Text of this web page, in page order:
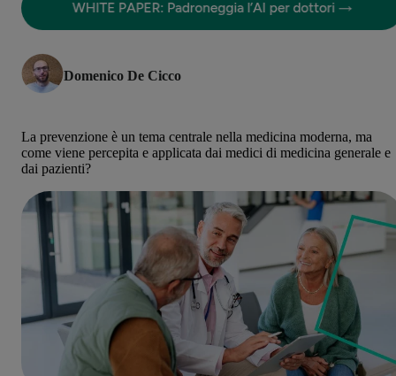
Domenico De Cicco
La prevenzione è un tema centrale nella medicina moderna, ma
come viene percepita e applicata dai medici di medicina generale e
dai pazienti?